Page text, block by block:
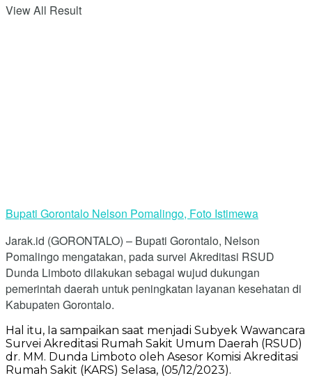
View All Result
Bupati Gorontalo Nelson Pomalingo, Foto Istimewa
Jarak.id (GORONTALO) – Bupati Gorontalo, Nelson
Pomalingo mengatakan, pada survei Akreditasi RSUD
Dunda Limboto dilakukan sebagai wujud dukungan
pemerintah daerah untuk peningkatan layanan kesehatan di
Kabupaten Gorontalo.
Hal itu, Ia sampaikan saat menjadi Subyek Wawancara
Survei Akreditasi Rumah Sakit Umum Daerah (RSUD)
dr. MM. Dunda Limboto oleh Asesor Komisi Akreditasi
Rumah Sakit (KARS) Selasa, (05/12/2023).